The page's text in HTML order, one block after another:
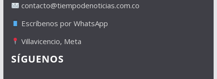
contacto@tiempodenoticias.com.co
Escríbenos por WhatsApp
Villavicencio, Meta
SÍGUENOS